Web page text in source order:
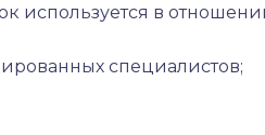
используется в
специалистов;